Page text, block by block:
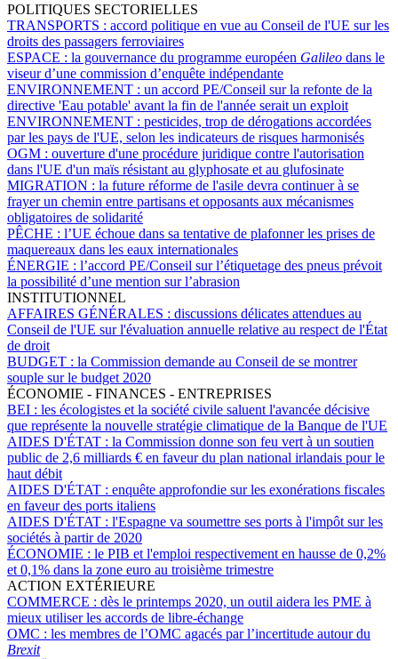
POLITIQUES SECTORIELLES
TRANSPORTS : accord politique en vue au Conseil de l'UE sur les
droits des passagers ferroviaires
ESPACE : la gouvernance du programme européen Galileo dans le
viseur d’une commission d’enquête indépendante
ENVIRONNEMENT : un accord PE/Conseil sur la refonte de la
directive 'Eau potable' avant la fin de l'année serait un exploit
ENVIRONNEMENT : pesticides, trop de dérogations accordées
par les pays de l'UE, selon les indicateurs de risques harmonisés
OGM : ouverture d'une procédure juridique contre l'autorisation
dans l'UE d'un maïs résistant au glyphosate et au glufosinate
MIGRATION : la future réforme de l'asile devra continuer à se
frayer un chemin entre partisans et opposants aux mécanismes
obligatoires de solidarité
PÊCHE : l’UE échoue dans sa tentative de plafonner les prises de
maquereaux dans les eaux internationales
ÉNERGIE : l’accord PE/Conseil sur l’étiquetage des pneus prévoit
la possibilité d’une mention sur l’abrasion
INSTITUTIONNEL
AFFAIRES GÉNÉRALES : discussions délicates attendues au
Conseil de l'UE sur l'évaluation annuelle relative au respect de l'État
de droit
BUDGET : la Commission demande au Conseil de se montrer
souple sur le budget 2020
ÉCONOMIE - FINANCES - ENTREPRISES
BEI : les écologistes et la société civile saluent l'avancée décisive
que représente la nouvelle stratégie climatique de la Banque de l'UE
AIDES D'ÉTAT : la Commission donne son feu vert à un soutien
public de 2,6 milliards € en faveur du plan national irlandais pour le
haut débit
AIDES D'ÉTAT : enquête approfondie sur les exonérations fiscales
en faveur des ports italiens
AIDES D'ÉTAT : l'Espagne va soumettre ses ports à l'impôt sur les
sociétés à partir de 2020
ÉCONOMIE : le PIB et l'emploi respectivement en hausse de 0,2%
et 0,1% dans la zone euro au troisième trimestre
ACTION EXTÉRIEURE
COMMERCE : dès le printemps 2020, un outil aidera les PME à
mieux utiliser les accords de libre-échange
OMC : les membres de l’OMC agacés par l’incertitude autour du
Brexit